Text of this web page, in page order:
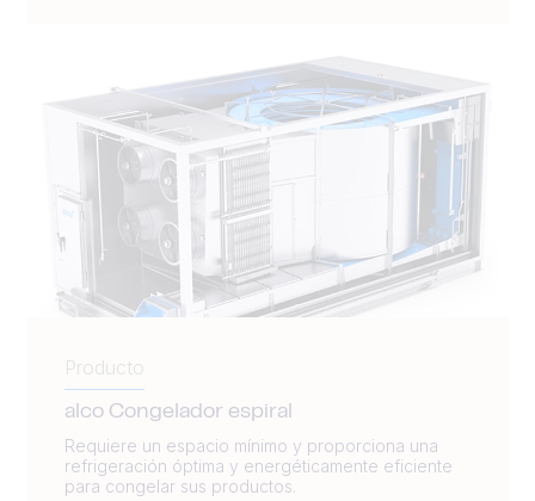
Producto
alco Congelador espiral
Requiere un espacio mínimo y proporciona una
refrigeración óptima y energéticamente eficiente
para congelar sus productos.